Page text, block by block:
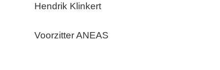
Hendrik Klinkert
Voorzitter ANEAS